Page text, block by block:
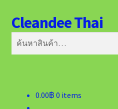
Skip
to
navigation
Skip
to
content
Cleandee Thai
ค้นหา:
ค้นหา
0.00฿ 0 items